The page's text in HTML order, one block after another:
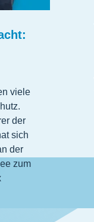
viele
der
sich
der
zum